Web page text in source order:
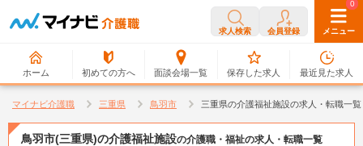
求人検索 会員登録 メニュー
ホーム 初めての方へ 面談会場一覧
0
保存した求人
0
最近見た求人
マイナビ介護職 三重県 鳥羽市 三重県の介護福祉施設の求人・転職一覧
鳥羽市(三重県)の介護福祉施設の介護職・福祉の求人・転職一覧